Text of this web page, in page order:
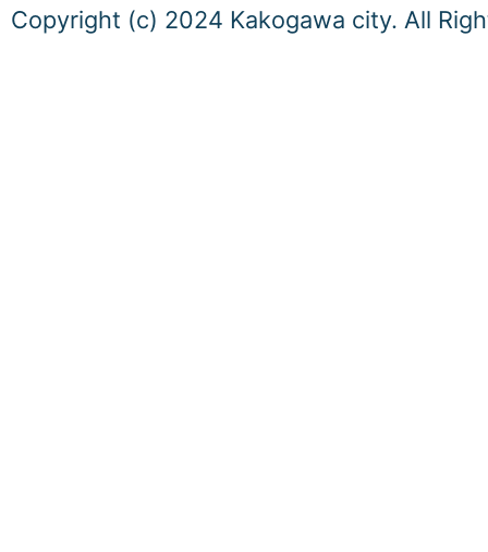
Copyright (c) 2024 Kakogawa city. All